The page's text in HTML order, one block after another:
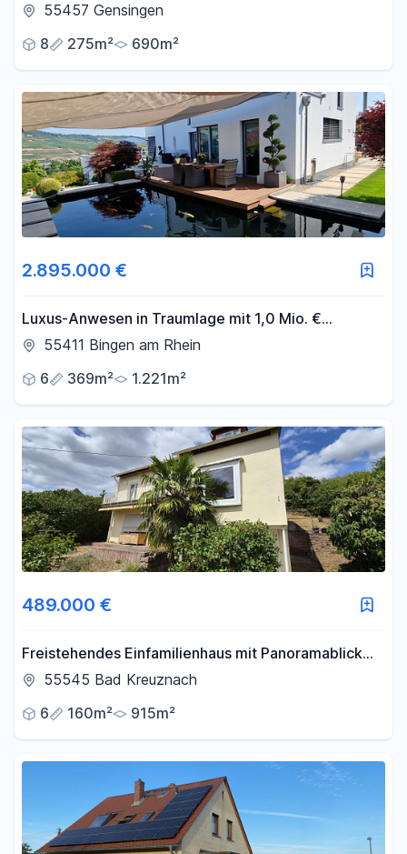
55457 Gensingen
8
275m² 690m²
2.895.000 €
Luxus-Anwesen in Traumlage mit 1,0 Mio. €
Preisvorteile gegenüber aktuellen Herstellkosten
55411 Bingen am Rhein
6
369m² 1.221m²
489.000 €
Freistehendes Einfamilienhaus mit Panoramablick
über Bad Kreuznach
55545 Bad Kreuznach
6
160m² 915m²